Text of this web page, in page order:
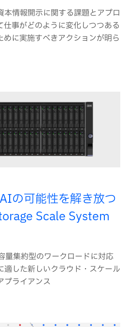
本情報開示に関する課題とアプロ
事がどのように変化しつつある
めに実施すべきアクションが明ら
の可能性を解き放つ
Scale System
量集約型のワークロードに対応
適した新しいクラウド・スケール
プライアンス